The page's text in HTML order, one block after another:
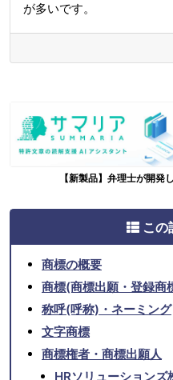
が多いです。
【新製品】弁理士が開発
この
商標の概要
商標(商標出願・登録商
称呼(呼称)・ネーミング
文字商標
商標権者・商標出願人
HRソリューションズ